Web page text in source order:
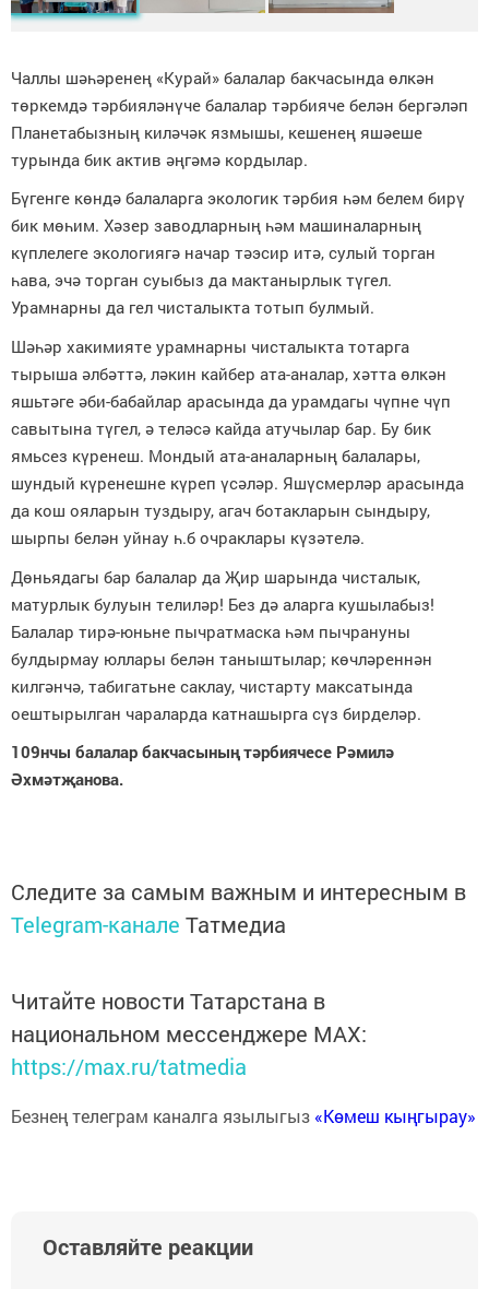
Чаллы шәһәренең «Курай» балалар бакчасында өлкән
төркемдә тәрбияләнүче балалар тәрбияче белән бергәләп
Планетабызның киләчәк язмышы, кешенең яшәеше
турында бик актив әңгәмә кордылар.
Бүгенге көндә балаларга экологик тәрбия һәм белем бирү
бик мөһим. Хәзер заводларның һәм машиналарның
күплелеге экологиягә начар тәэсир итә, сулый торган
һава, эчә торган суыбыз да мактанырлык түгел.
Урамнарны да гел чисталыкта тотып булмый.
Шәһәр хакимияте урамнарны чисталыкта тотарга
тырыша әлбәттә, ләкин кайбер ата-аналар, хәтта өлкән
яшьтәге әби-бабайлар арасында да урамдагы чүпне чүп
савытына түгел, ә теләсә кайда атучылар бар. Бу бик
ямьсез күренеш. Мондый ата-аналарның балалары,
шундый күренешне күреп үсәләр. Яшүсмерләр арасында
да кош ояларын туздыру, агач ботакларын сындыру,
шырпы белән уйнау һ.б очраклары күзәтелә.
Дөньядагы бар балалар да Җир шарында чисталык,
матурлык булуын телиләр! Без дә аларга кушылабыз!
Балалар тирә-юньне пычратмаска һәм пычрануны
булдырмау юллары белән таныштылар; көчләреннән
килгәнчә, табигатьне саклау, чистарту максатында
оештырылган чараларда катнашырга сүз бирделәр.
109нчы балалар бакчасының тәрбиячесе Рәмилә
Әхмәтҗанова.
Следите за самым важным и интересным в
Telegram-канале Татмедиа
Читайте новости Татарстана в
национальном мессенджере MАХ:
https://max.ru/tatmedia
Безнең телеграм каналга язылыгыз «Көмеш кыңгырау»
Оставляйте реакции